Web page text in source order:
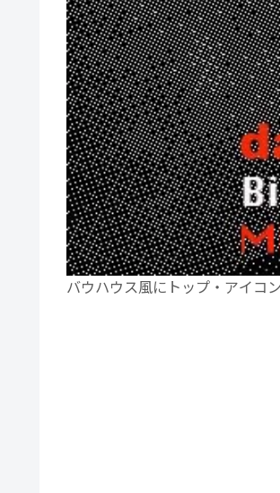
バウハウス風にトップ・アイコ